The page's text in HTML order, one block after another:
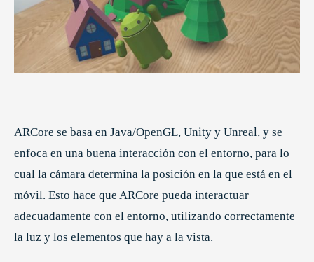
ARCore se basa en Java/OpenGL, Unity y Unreal, y se
enfoca en una buena interacción con el entorno, para lo
cual la cámara determina la posición en la que está en el
móvil. Esto hace que ARCore pueda interactuar
adecuadamente con el entorno, utilizando correctamente
la luz y los elementos que hay a la vista.